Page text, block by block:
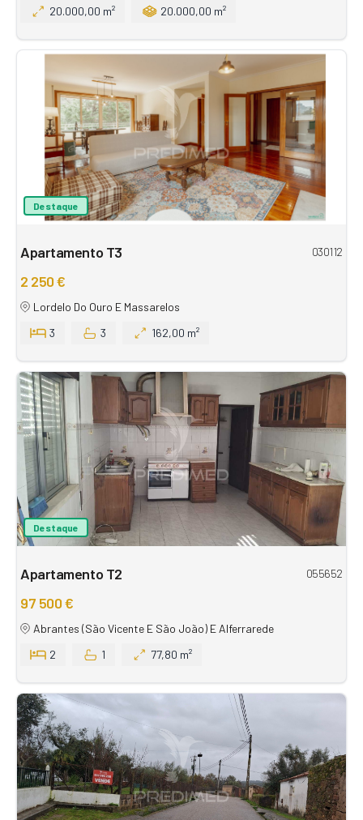
20.000,00 m²
20.000,00 m²
Destaque
Apartamento T3 030112
2 250 €
Lordelo Do Ouro E Massarelos
3
3 162,00 m²
Destaque
Apartamento T2 055652
97 500 €
Abrantes (São Vicente E São João) E Alferrarede
2
1 77,80 m²